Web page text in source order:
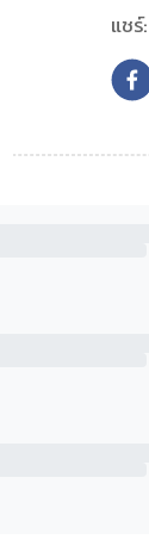
แชร์: